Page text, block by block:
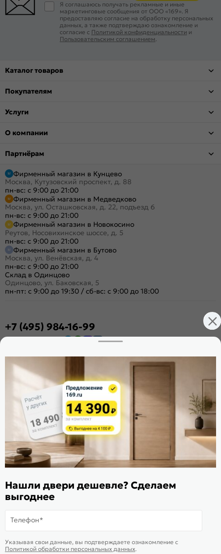
В корзину-27 555 ₽ Купить в 1 клик
Я соглашаюсь получать рекламные и иные
маркетинговые сообщения от ООО «169». Я
предоставляю согласие на обработку персональных
данных, а также подтверждаю ознакомление и
согласие с Политикой конфиденциальности и
Пользовательским соглашением.
Каталог товаров
Покупателям
Услуги
О компании
Партнёрам
Фирменный магазин в Кунцево
Москва, Кутузовский проспект, д. 88
пн-вс: с 9:00 до 21:00
Фирменный магазин в Медведково
Москва, ул. Осташковская, д. 22, подъезд 6
пн-вс: с 9:00 до 21:00
Фирменный магазин в Новокосино
Реутов, Носовихинское шоссе, д. 5
пн-вс: с 9:00 до 21:00
Фирменный магазин в Бутово
Москва, ул. Венёвская, д. 4
пн-вс: с 9:00 до 21:00
Склад в Одинцово
Одинцово, ул. Баковская, 5
пн-пт: с 9:00 до 19:30 / сб-вс: с 9:00 до 18:00
+7 (495) 984-16-99
Стать дилером
Расскажите о нас
Поделиться
Оцените магазин
ИКС 1340
© 2010—2026 Склад Дверей 169.RU
Пользовательское соглашение
Политика обработки персональных данных
Нашли двери дешевле? Сделаем
выгоднее
Телефон*
Указывая свои данные, вы подтверждаете ознакомление c
Политикой обработки персональных данных.